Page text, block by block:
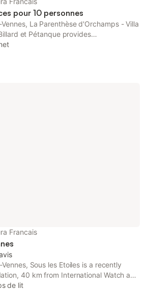
pour 10 personnes
La Parenthèse d'Orchamps - Villa
et Pétanque provides
private pool and garden views. This
to a terrace, free private parking and
Francais
Sous les Etoiles is a recently
40 km from International Watch and
from Besançon-Mouillère train station.
de lit